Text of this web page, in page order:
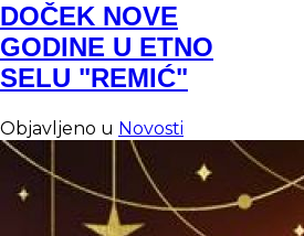
DOČEK NOVE
GODINE U ETNO
SELU "REMIĆ"
Objavljeno u Novosti